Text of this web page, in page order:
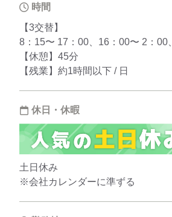
時間
【3交替】
8：15〜 17：00、16：00〜 2：00
【休憩】45分
【残業】約1時間以下 / 日
休日・休暇
土日休み
※会社カレンダーに準ずる